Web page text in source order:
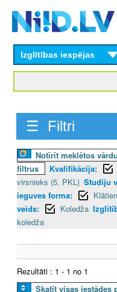
content
Izglītības iespējas
☰ Filtri
Notīrīt meklētos
filtrus
Kvalifikācija:
virsnieks (5. PKL) Studiju
ieguves forma:
veids:
Koledža
koledža
Rezultāti : 1 - 1 no 1
Skatīt visas iestādes